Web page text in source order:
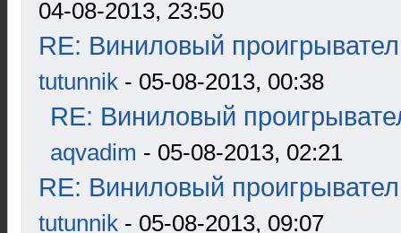
04-08-2013, 23:50
RE: Виниловый
tutunnik - 05-08-2013, 00:38
RE: Виниловый
aqvadim - 05-08-2013, 02:21
RE: Виниловый
tutunnik - 05-08-2013, 09:07